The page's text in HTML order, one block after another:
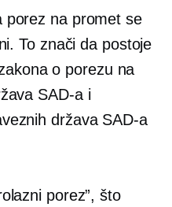
porez na promet se
To znači da postoje
o porezu na
SAD-a i
država SAD-a
porez”, što